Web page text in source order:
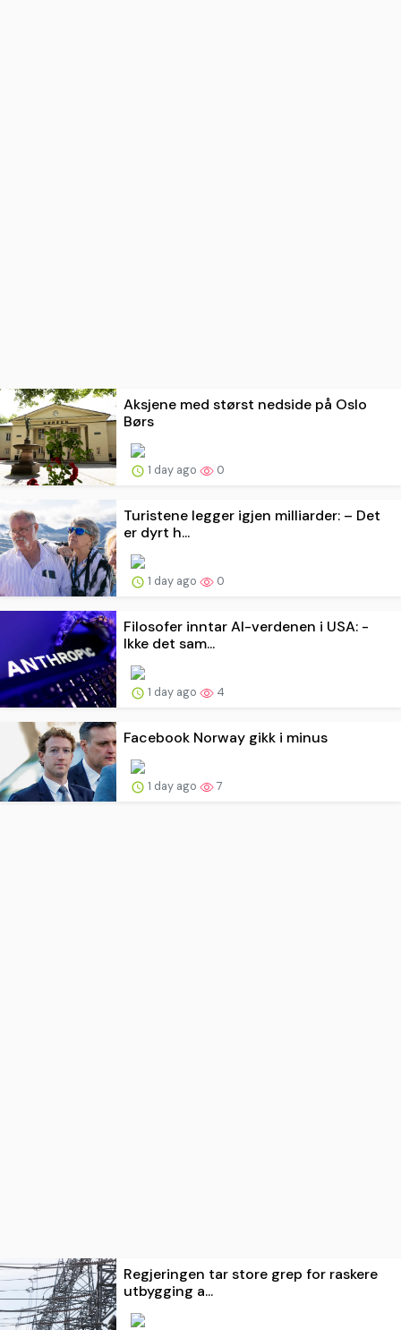
Aksjene med størst nedside på Oslo
Børs
1 day ago 0
Turistene legger igjen milliarder: – Det
er dyrt h...
1 day ago 0
Filosofer inntar AI-verdenen i USA: -
Ikke det sam...
1 day ago 4
Facebook Norway gikk i minus
1 day ago 7
Regjeringen tar store grep for raskere
utbygging a...